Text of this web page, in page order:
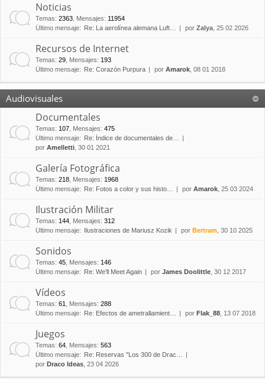
Noticias
Temas: 2363 Mensajes: 11954
Último mensaje:
Re: La aerolínea alemana Luft… por Zalya , 25 02 2026
Recursos de Internet
Temas: 29 Mensajes: 193
Último mensaje:
Re: Corazón Purpura por Amarok , 08 01 2018
Audiovisuales
Documentales
Temas: 107 Mensajes: 475
Último mensaje:
Re: Índice de documentales de…
por Amelletti , 30 01 2021
Galería Fotográfica
Temas: 218 Mensajes: 1968
Último mensaje:
Re: Fotos a color y sus histo… por Amarok , 25 03 2024
Ilustración Militar
Temas: 144 Mensajes: 312
Último mensaje:
Ilustraciones de Mariusz Kozik por Bertram , 30 10 2025
Sonidos
Temas: 45 Mensajes: 146
Último mensaje:
Re: We'll Meet Again por James Doolittle , 30 12 2017
Vídeos
Temas: 61 Mensajes: 288
Último mensaje:
Re: Efectos de ametrallamient… por Flak_88 , 13 07 2018
Juegos
Temas: 64 Mensajes: 563
Último mensaje:
Re: Reservas "Los 300 de Drac…
por Draco Ideas , 23 04 2026